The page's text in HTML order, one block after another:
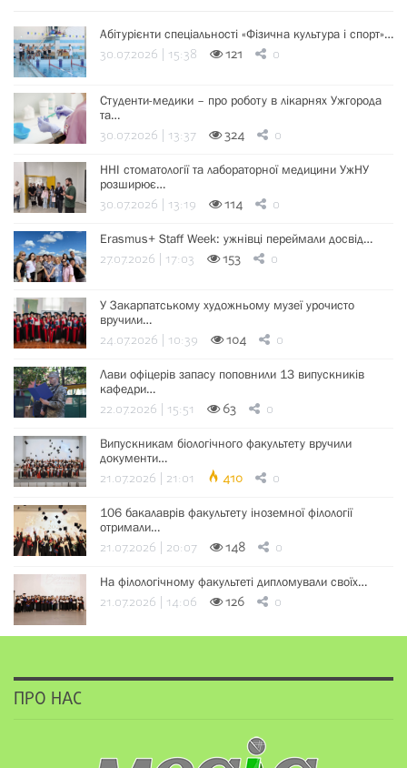
Абітурієнти спеціальності «Фізична культура і спорт»…
30.07.2026 | 15:38 121 0
Студенти-медики – про роботу в лікарнях Ужгорода
та…
30.07.2026 | 13:37 324 0
ННІ стоматології та лабораторної медицини УжНУ
розширює…
30.07.2026 | 13:19 114 0
Erasmus+ Staff Week: ужнівці переймали досвід…
27.07.2026 | 17:03 153 0
У Закарпатському художньому музеї урочисто
вручили…
24.07.2026 | 10:39 104 0
Лави офіцерів запасу поповнили 13 випускників
кафедри…
22.07.2026 | 15:51 63 0
Випускникам біологічного факультету вручили
документи…
21.07.2026 | 21:01 410 0
106 бакалаврів факультету іноземної філології
отримали…
21.07.2026 | 20:07 148 0
На філологічному факультеті дипломували своїх…
21.07.2026 | 14:06 126 0
ПРО НАС